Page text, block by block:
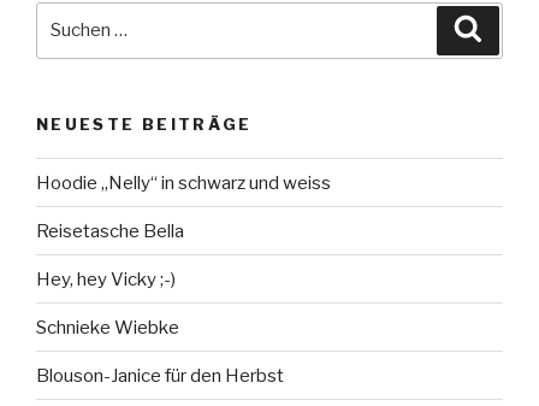
NEUESTE BEITRÄGE
Hoodie „Nelly“ in schwarz und weiss
Reisetasche Bella
Hey, hey Vicky ;-)
Schnieke Wiebke
Blouson-Janice für den Herbst